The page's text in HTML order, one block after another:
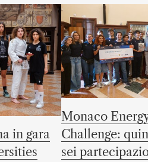
in gara
Monaco
Challenge:
sei